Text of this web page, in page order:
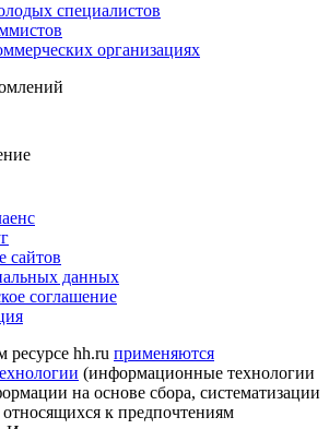
специалистов
организациях
сайтов
данных
соглашение
hh.ru применяются
(информационные технологии
на основе сбора, систематизации
к предпочтениям